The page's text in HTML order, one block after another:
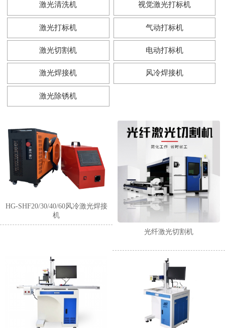
激光清洗机 视觉激光打标机
激光打标机 气动打标机
激光切割机 电动打标机
激光焊接机 风冷焊接机
激光除锈机
HG-SHF20/30/40/60风冷激光焊接
机
光纤激光切割机